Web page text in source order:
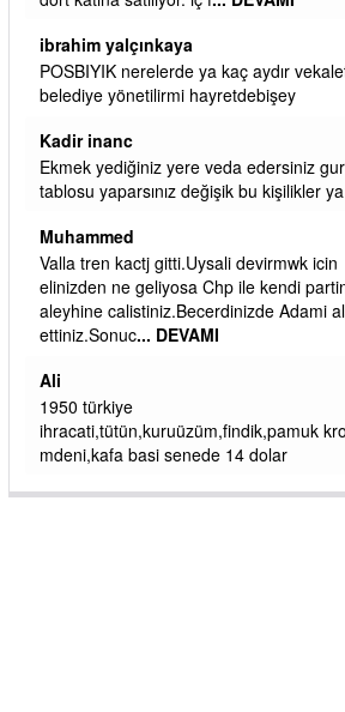
başkanım seni belediye başkanlığında da
görmek isteriz senin ereyliye katkın çok
daha da olacaktır
ibrahim yalçınkaya
qaasvalt kansorejen madde mahalle
asvalt döke döke kaldırımlar ana yoldan
basacak ma... DEVAMI
ibrahim yalçınkaya
kemer mezarlık altı CİĞİRLİK deniz
giden yola gelin EREĞLİ BELEDİYESİ o
CÖBEKOĞLU
ibogemici
yaz geldi layyy layyy layy lom festivalleri
diyoruz ağacum yaz konserleri diyor